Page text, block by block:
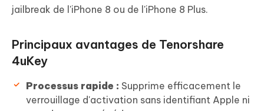
jailbreak de l'iPhone 8 ou de l'iPhone 8 Plus.
Principaux avantages de Tenorshare
4uKey
Processus rapide : Supprime efficacement le
verrouillage d'activation sans identifiant Apple ni